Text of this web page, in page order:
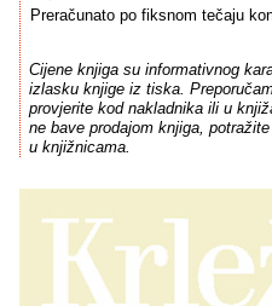
Preračunato po fiksnom tečaju
Cijene knjiga su informativnog
izlasku knjige iz tiska.
provjerite kod nakladnika ili u
ne bave prodajom knjiga,
u knjižnicama.